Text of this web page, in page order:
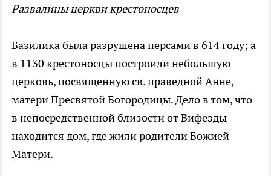
Развалины церкви крестоносцев
Базилика была разрушена персами в 614 году; а
в 1130 крестоносцы построили небольшую
церковь, посвященную св. праведной Анне,
матери Пресвятой Богородицы. Дело в том, что
в непосредственной близости от Вифезды
находится дом, где жили родители Божией
Матери.